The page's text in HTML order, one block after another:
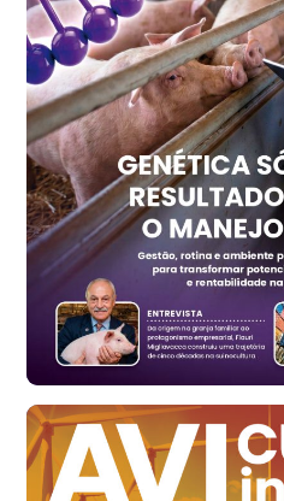
PR
R$ 1.417,12
t
Trigo Atacado - Regional
RS
R$ 1.325,22
t
Ovo Vermelho - Regional
Vermelho
R$ 168,86
cx
Ovo Branco - Regional
Santa Maria do Jetibá (ES)
R$ 139,62
cx
Ovo Branco - Regional